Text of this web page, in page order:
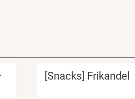
[Snacks] Frikandel